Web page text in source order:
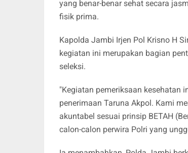
yang benar-benar sehat secara
fisik prima.
Kapolda Jambi Irjen Pol Krisno H
kegiatan ini merupakan bagian
seleksi.
"Kegiatan pemeriksaan kesehatan
penerimaan Taruna Akpol. Kami
akuntabel sesuai prinsip BETAH
calon-calon perwira Polri yang